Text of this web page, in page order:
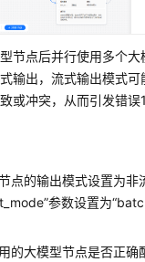
节点后并行使用多个
输出，流式输出模式
或冲突，从而引发错
点的输出模式设置为非
参数设置为
的大模型节点是否正确